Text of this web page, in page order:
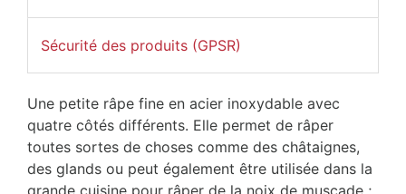
Sécurité des produits (GPSR)
Une petite râpe fine en acier inoxydable avec
quatre côtés différents. Elle permet de râper
toutes sortes de choses comme des châtaignes,
des glands ou peut également être utilisée dans la